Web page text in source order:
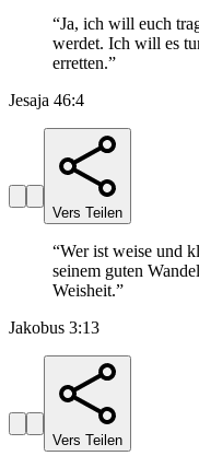
“Ja, ich will euch
werdet. Ich will es
erretten.”
Jesaja 46:4
Vers Teilen
“Wer ist weise und
seinem guten
Weisheit.”
Jakobus 3:13
Vers Teilen